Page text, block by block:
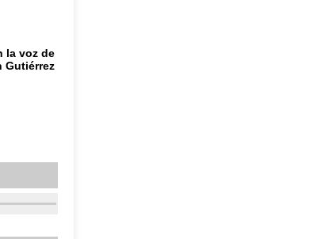
la voz de
Gutiérrez